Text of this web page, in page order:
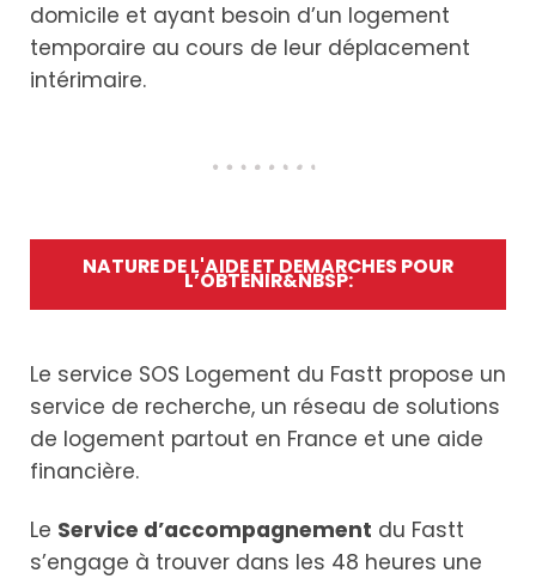
domicile et ayant besoin d’un logement
temporaire au cours de leur déplacement
intérimaire.
NATURE DE L'AIDE ET DEMARCHES POUR
L’OBTENIR&NBSP:
Le service SOS Logement du Fastt propose un
service de recherche, un réseau de solutions
de logement partout en France et une aide
financière.
Le Service d’accompagnement du Fastt
s’engage à trouver dans les 48 heures une